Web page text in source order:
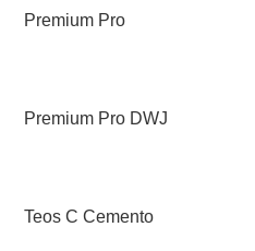
Premium Pro
Premium Pro DWJ
Teos C Cemento